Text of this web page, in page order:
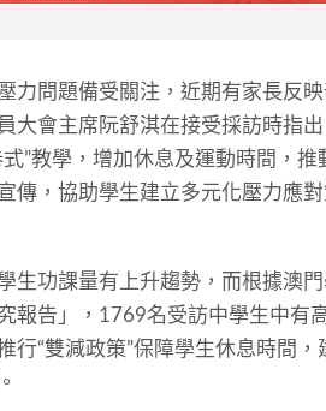
力問題備受關注，近期有家長反
大會主席阮舒淇在接受採訪時指
”教學，增加休息及運動時間，
傳，協助學生建立多元化壓力應對
生功課量有上升趨勢，而根據澳
報告」，1769名受訪中學生中有
行“雙減政策”保障學生休息時間